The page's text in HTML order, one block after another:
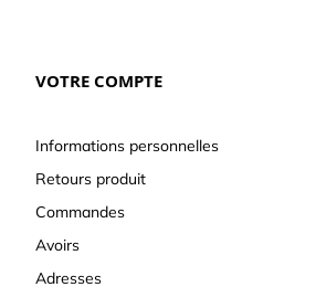
VOTRE COMPTE
Informations personnelles
Retours produit
Commandes
Avoirs
Adresses